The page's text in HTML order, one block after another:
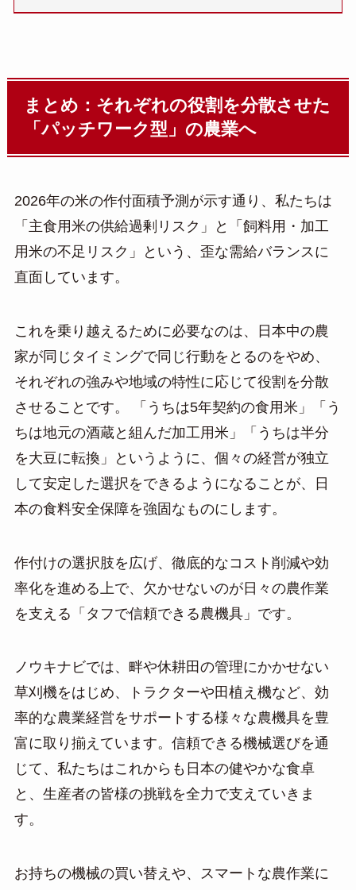
まとめ：それぞれの役割を分散させた
「パッチワーク型」の農業へ
2026年の米の作付面積予測が示す通り、私たちは
「主食用米の供給過剰リスク」と「飼料用・加工
用米の不足リスク」という、歪な需給バランスに
直面しています。
これを乗り越えるために必要なのは、日本中の農
家が同じタイミングで同じ行動をとるのをやめ、
それぞれの強みや地域の特性に応じて役割を分散
させることです。 「うちは5年契約の食用米」「う
ちは地元の酒蔵と組んだ加工用米」「うちは半分
を大豆に転換」というように、個々の経営が独立
して安定した選択をできるようになることが、日
本の食料安全保障を強固なものにします。
作付けの選択肢を広げ、徹底的なコスト削減や効
率化を進める上で、欠かせないのが日々の農作業
を支える「タフで信頼できる農機具」です。
ノウキナビでは、畔や休耕田の管理にかかせない
草刈機をはじめ、トラクターや田植え機など、効
率的な農業経営をサポートする様々な農機具を豊
富に取り揃えています。信頼できる機械選びを通
じて、私たちはこれからも日本の健やかな食卓
と、生産者の皆様の挑戦を全力で支えていきま
す。
お持ちの機械の買い替えや、スマートな農作業に